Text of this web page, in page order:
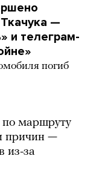
—
и телеграм-
погиб
по маршруту
причин —
из-за